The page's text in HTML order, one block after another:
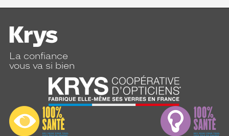
La confiance
vous va si bien